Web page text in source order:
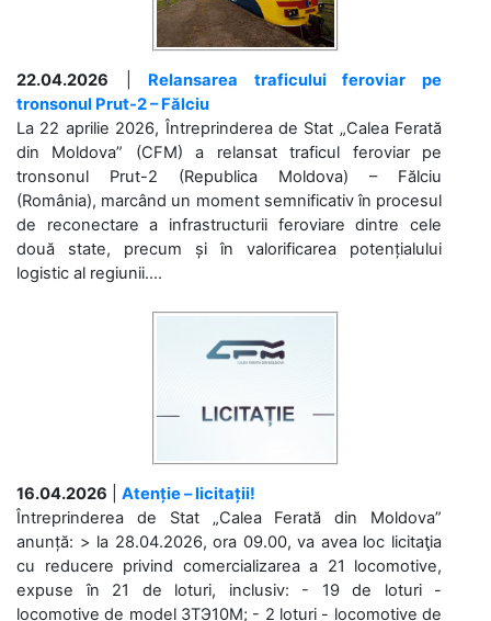
22.04.2026
Relansarea traficului feroviar pe
tronsonul Prut-2 – Fălciu
La 22 aprilie 2026, Întreprinderea de Stat „Calea Ferată
din Moldova” (CFM) a relansat traficul feroviar pe
tronsonul Prut-2 (Republica Moldova) – Fălciu
(România), marcând un moment semnificativ în procesul
de reconectare a infrastructurii feroviare dintre cele
două state, precum și în valorificarea potențialului
logistic al regiunii....
16.04.2026
Atenție – licitații!
Întreprinderea de Stat „Calea Ferată din Moldova”
anunță: > la 28.04.2026, ora 09.00, va avea loc licitaţia
cu reducere privind comercializarea a 21 locomotive,
expuse în 21 de loturi, inclusiv: - 19 de loturi -
locomotive de model 3ТЭ10М; - 2 loturi - locomotive de